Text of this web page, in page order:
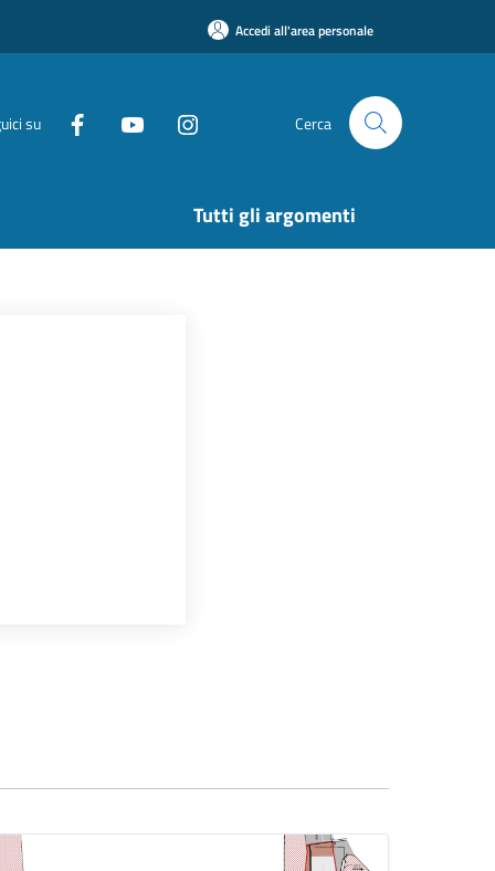
Accedi all'area personale
su Cerca
Tutti gli argomenti